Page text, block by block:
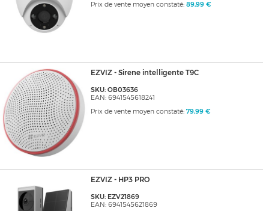
Prix de vente moyen constaté: 89,99 €
EZVIZ - Sirene intelligente T9C
SKU: OB03636
EAN: 6941545618241
Prix de vente moyen constaté: 79,99 €
EZVIZ - HP3 PRO
SKU: EZV21869
EAN: 6941545621869